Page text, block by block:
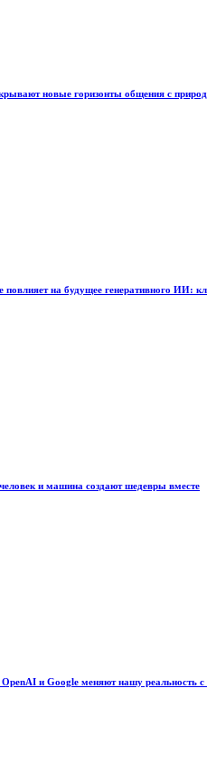
новые горизонты общения с
на будущее генеративного ИИ:
и машина создают шедевры вместе
и Google меняют нашу реальность